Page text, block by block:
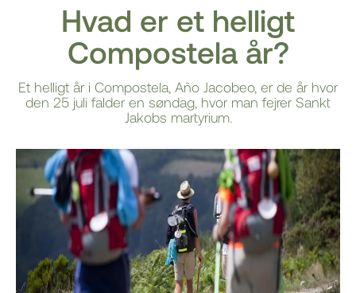
Hvad er et helligt
Compostela år?
Et helligt år i Compostela, Año Jacobeo, er de år hvor
den 25 juli falder en søndag, hvor man fejrer Sankt
Jakobs martyrium.